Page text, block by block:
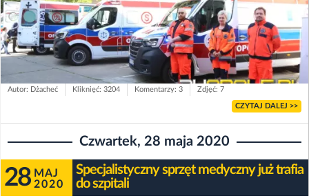
Autor: Dżacheć Kliknięć: 3204 Komentarzy: 3 Zdjęć: 7
CZYTAJ DALEJ >>
Czwartek, 28 maja 2020
28 MAJ
2020
Specjalistyczny sprzęt medyczny już trafia
do szpitali